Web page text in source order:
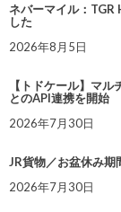
ネバーマイル：TGR
した
2026年8月5日
【トドケール】マ
とのAPI連携を開始
2026年7月30日
JR貨物／お盆休み期
2026年7月30日